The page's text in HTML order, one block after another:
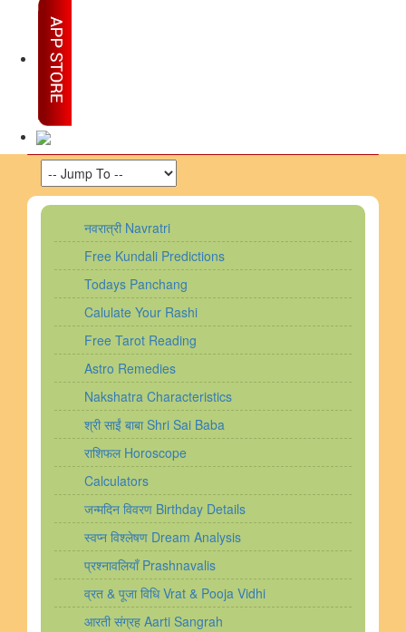
नवरात्री Navratri
Free Kundali Predictions
Todays Panchang
Calulate Your Rashi
Free Tarot Reading
Astro Remedies
Nakshatra Characteristics
श्री साईं बाबा Shri Sai Baba
राशिफल Horoscope
Calculators
जन्मदिन विवरण Birthday Details
स्वप्न विश्लेषण Dream Analysis
प्रश्नावलियाँ Prashnavalis
व्रत & पूजा विधि Vrat & Pooja Vidhi
आरती संग्रह Aarti Sangrah